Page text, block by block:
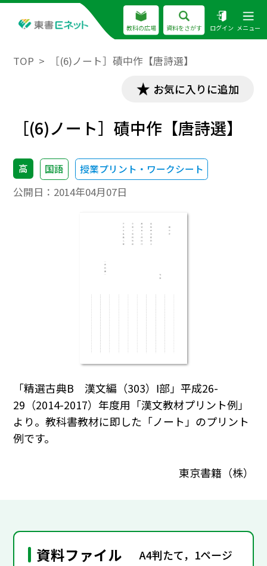
教科の広場 資料をさがす ログイン メニュー
TOP ［(6)ノート］磧中作【唐詩選】
お気に入りに追加
［(6)ノート］磧中作【唐詩選】
高 国語 授業プリント・ワークシート
公開日： 2014年04月07日
「精選古典B 漢文編（303）Ⅰ部」平成26-
29（2014-2017）年度用「漢文教材プリント例」
より。教科書教材に即した「ノート」のプリント
例です。
東京書籍（株）
資料ファイル A4判たて，1ページ